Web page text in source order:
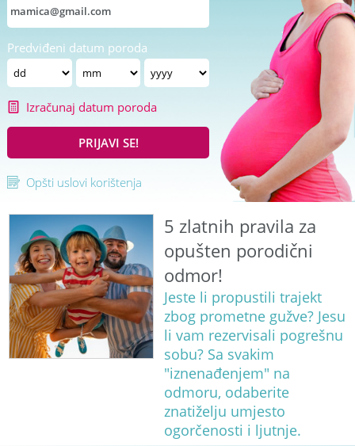
Predviđeni datum poroda
Izračunaj datum poroda
PRIJAVI SE!
Opšti uslovi korištenja
5 zlatnih pravila za
opušten porodični
odmor!
Jeste li propustili trajekt
zbog prometne gužve? Jesu
li vam rezervisali pogrešnu
sobu? Sa svakim
"iznenađenjem" na
odmoru, odaberite
znatiželju umjesto
ogorčenosti i ljutnje.